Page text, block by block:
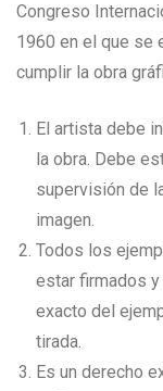
Congreso
1960 en el que se
cumplir la obra
El artista debe
la obra. Debe
supervisión de
imagen.
Todos los
estar firmados y
exacto del
tirada.
Es un derecho